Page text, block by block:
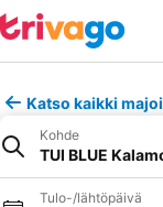
Katso kaikki
Kohde
TUI BLUE
Tulo-/lähtöpäivä